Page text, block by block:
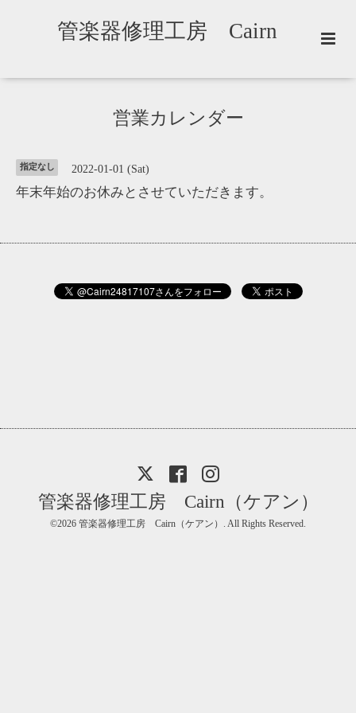
管楽器修理工房 Cairn
営業カレンダー
指定なし 2022-01-01 (Sat)
年末年始のお休みとさせていただきます。
管楽器修理工房 Cairn（ケアン）
©2026 管楽器修理工房 Cairn（ケアン） . All Rights Reserved.